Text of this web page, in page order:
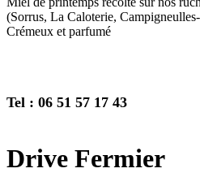
(Sorrus, La Caloterie,
Crémeux et parfumé
Tel : 06 51 57 17 43
Drive Fermier